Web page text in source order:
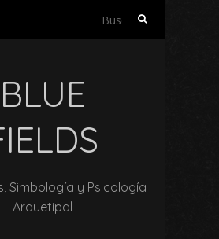
Buscar:
BLUE
Simbología y Psicología
Arquetipal